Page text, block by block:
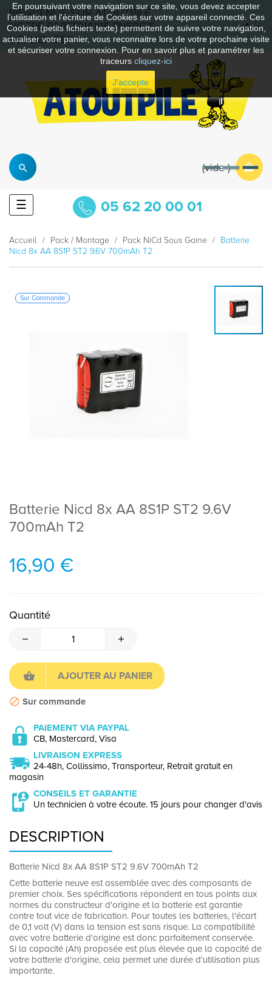
En poursuivant votre navigation sur ce site, vous devez accepter
l’utilisation et l'écriture de Cookies sur votre appareil connecté. Ces
Cookies (petits fichiers texte) permettent de suivre votre navigation,
actualiser votre panier, vous reconnaitre lors de votre prochaine visite
et sécuriser votre connexion. Pour en savoir plus et paramétrer les
traceurs cliquez-ici
J'accepte
BIENVENUE SUR ATOUTPILE
VOTRE PARTENAIRE ENERGIE
DEPUIS 1997
vide
Basculer
la
☰ 05 62 20 00 01
Accueil Pack / Montage Pack NiCd Sous Gaine
Batterie
Nicd 8x AA 8S1P ST2 9.6V 700mAh T2
Sur Commande
Batterie Nicd 8x AA 8S1P ST2 9.6V
700mAh T2
16,90 €
Quantité
AJOUTER AU PANIER
Sur commande
PAIEMENT VIA PAYPAL
CB, Mastercard, Visa
LIVRAISON EXPRESS
24-48h, Collissimo, Transporteur, Retrait gratuit en
magasin
CONSEILS ET GARANTIE
Un technicien à votre écoute. 15 jours pour changer d'avis
DESCRIPTION
Batterie Nicd 8x AA 8S1P ST2 9.6V 700mAh T2
Cette batterie neuve est assemblée avec des composants de
premier choix. Ses spécifications répondent en tous points aux
normes du constructeur d'origine et la batterie est garantie
contre tout vice de fabrication. Pour toutes les batteries, l'écart
de 0,1 volt (V) dans la tension est sans risque. La compatibilité
avec votre batterie d'origine est donc parfaitement conservée.
Si la capacité (Ah) proposée est plus élevée que la capacité de
votre batterie d'origine, cela permet une durée d'utilisation plus
importante.